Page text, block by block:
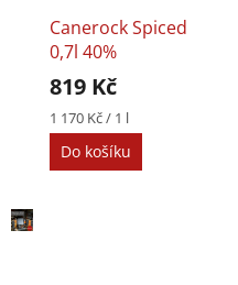
Canerock Spiced
0,7l 40%
819 Kč
Měrná
cena:
1 170 Kč / 1 l
Do košíku